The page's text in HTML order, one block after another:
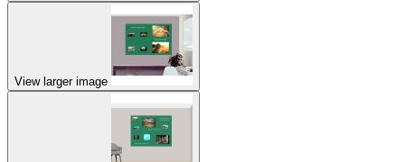
View larger image